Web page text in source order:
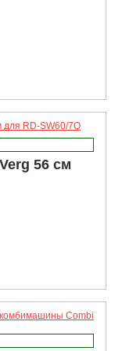
56 см